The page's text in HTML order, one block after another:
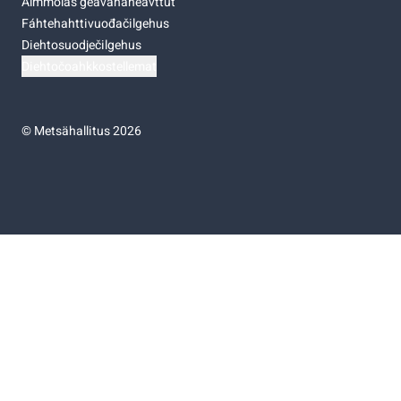
Fáhtehahttivuođačilgehus
Diehtosuodječilgehus
©Metsähallitus 2026